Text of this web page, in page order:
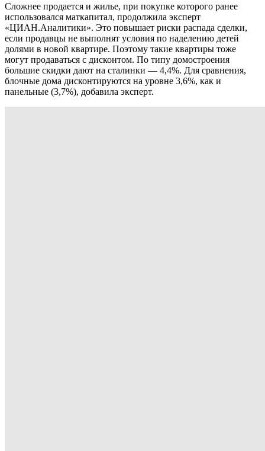
Сложнее продается и жилье, при покупке которого ранее
использовался маткапитал, продолжила эксперт
«ЦИАН.Аналитики». Это повышает риски распада сделки,
если продавцы не выполнят условия по наделению детей
долями в новой квартире. Поэтому такие квартиры тоже
могут продаваться с дисконтом. По типу домостроения
большие скидки дают на сталинки — 4,4%. Для сравнения,
блочные дома дисконтируются на уровне 3,6%, как и
панельные (3,7%), добавила эксперт.